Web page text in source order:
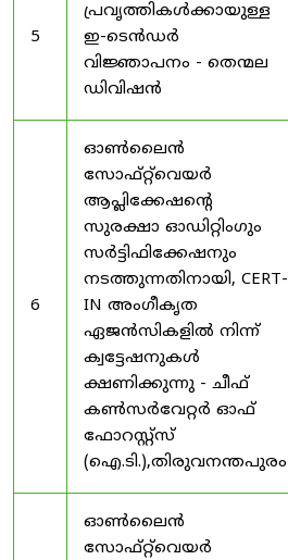
5
പ്രവൃത്തികൾക്കായുള്ള
ഇ-ടെൻഡർ
വിജ്ഞാപനം - തെന്മല
ഡിവിഷൻ
6
ഓൺലൈൻ
സോഫ്റ്റ്‌വെയർ
ആപ്ലിക്കേഷന്റെ
സുരക്ഷാ ഓഡിറ്റിംഗും
സർട്ടിഫിക്കേഷനും
നടത്തുന്നതിനായി, CERT-
IN അംഗീകൃത
ഏജൻസികളിൽ നിന്ന്
ക്വട്ടേഷനുകൾ
ക്ഷണിക്കുന്നു - ചീഫ്
കൺസർവേറ്റർ ഓഫ്
ഫോറസ്റ്റ്സ്
(ഐ.ടി.),തിരുവനന്തപുരം
ഓൺലൈൻ
സോഫ്റ്റ്‌വെയർ